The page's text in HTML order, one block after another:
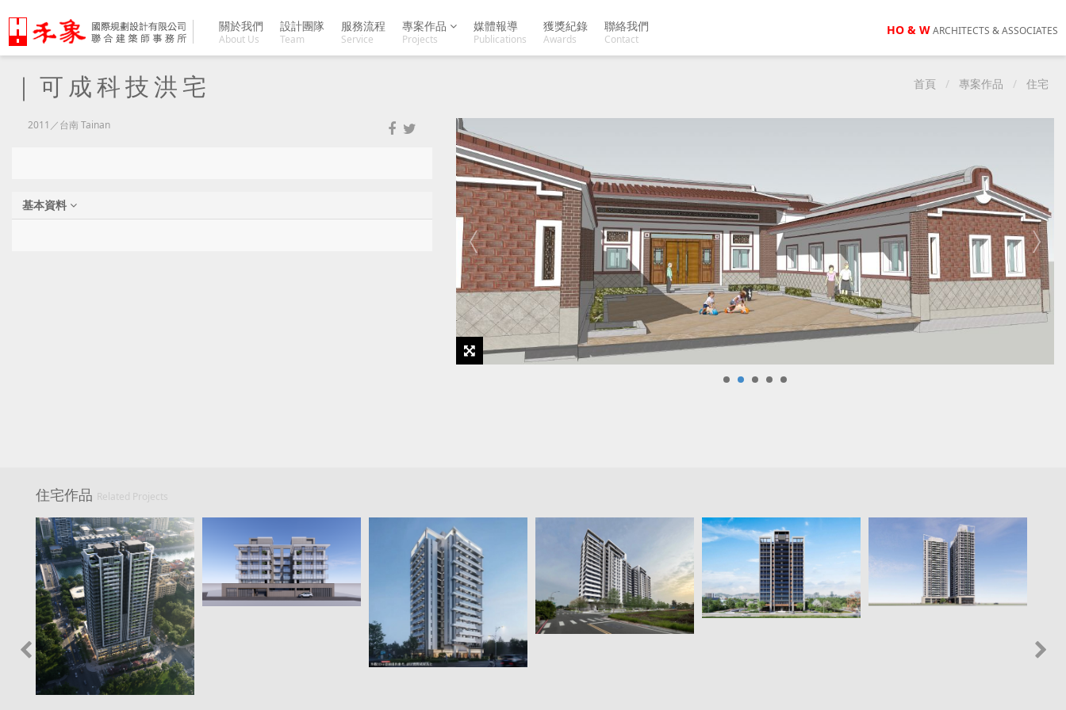
關於我們
About Us
設計團隊
Team
服務流程
Service
專案作品
Projects
媒體報導
Publications
獲獎紀錄
Awards
聯絡我們
Contact
HO & WARCHITECTS & ASSOCIATES
｜可成科技洪宅 首頁 專案作品 住宅
2011／台南 Tainan
基本資料
住宅作品 Related Projects